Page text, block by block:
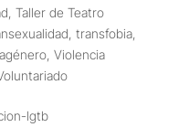
Taller de Teatro
transfobia,
, Violencia
lgtb